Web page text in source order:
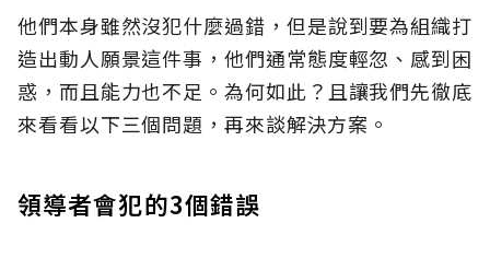
他們本身雖然沒犯什麼過錯，但是說到要為組織打
造出動人願景這件事，他們通常態度輕忽、感到困
惑，而且能力也不足。為何如此？且讓我們先徹底
來看看以下三個問題，再來談解決方案。
領導者會犯的3個錯誤